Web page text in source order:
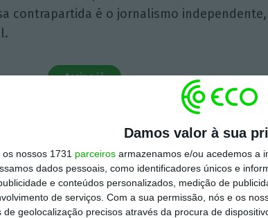
Damos valor à sua
os nossos 1731 parceiros armazenamos e/ou acedemos a
dados pessoais, como identificadores únicos e
e conteúdos personalizados, medição de
de serviços. Com a sua permissão, nós e os
de geolocalização precisos através da procura de
contrapartida é o jornalismo independente,
Assine já